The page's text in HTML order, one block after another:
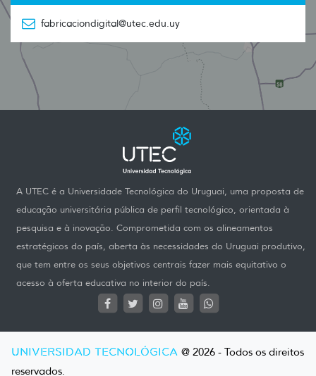
fabricaciondigital@utec.edu.uy
A UTEC é a Universidade Tecnológica do Uruguai, uma proposta de
educação universitária pública de perfil tecnológico, orientada à
pesquisa e à inovação. Comprometida com os alineamentos
estratégicos do país, aberta às necessidades do Uruguai produtivo,
que tem entre os seus objetivos centrais fazer mais equitativo o
acesso à oferta educativa no interior do país.
UNIVERSIDAD TECNOLÓGICA @ 2026 - Todos os direitos
reservados.